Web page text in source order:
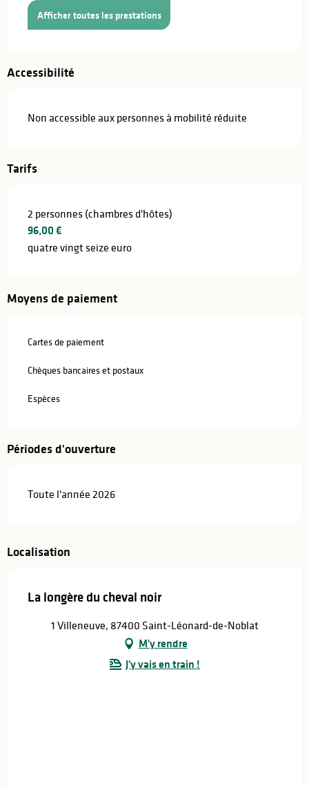
Afficher toutes les prestations
Accessibilité
Non accessible aux personnes à mobilité réduite
Tarifs
2 personnes (chambres d'hôtes)
96,00 €
quatre vingt seize euro
Moyens de paiement
Cartes de paiement
Chèques bancaires et postaux
Espèces
Périodes d'ouverture
Toute l'année 2026
Localisation
La longère du cheval noir
1 Villeneuve, 87400 Saint-Léonard-de-Noblat
M'y rendre
J'y vais en train !